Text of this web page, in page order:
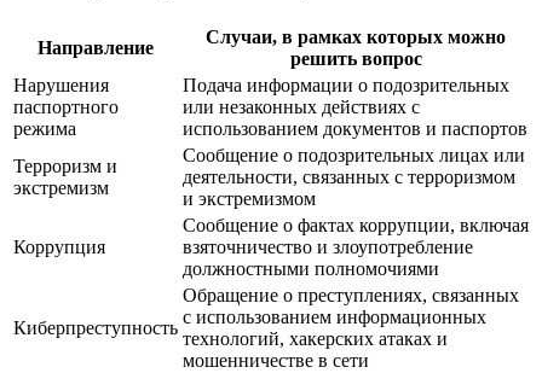
Направление
Случаи, в рамках которых можно
решить вопрос
Нарушения
паспортного
режима
Подача информации о подозрительных
или незаконных действиях с
использованием документов и паспортов
Терроризм и
экстремизм
Сообщение о подозрительных лицах или
деятельности, связанных с терроризмом
и экстремизмом
Коррупция
Сообщение о фактах коррупции, включая
взяточничество и злоупотребление
должностными полномочиями
Киберпреступность
Обращение о преступлениях, связанных
с использованием информационных
технологий, хакерских атаках и
мошенничестве в сети